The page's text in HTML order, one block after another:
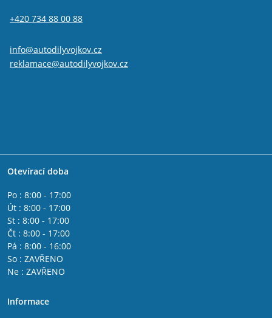
+420 734 88 00 88
info@autodilyvojkov.cz
reklamace@autodilyvojkov.cz
Otevírací doba
Po : 8:00 - 17:00
Út : 8:00 - 17:00
St : 8:00 - 17:00
Čt : 8:00 - 17:00
Pá : 8:00 - 16:00
So : ZAVŘENO
Ne : ZAVŘENO
Informace